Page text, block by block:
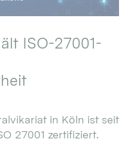
ISO-27001-
in Köln ist seit
27001 zertifiziert.